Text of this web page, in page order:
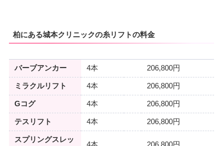
柏にある城本クリニックの糸リフトの料金
バーブアンカー 4本 206,800円
ミラクルリフト 4本 206,800円
Gコグ 4本 206,800円
テスリフト 4本 206,800円
スプリングスレッ
4本 206,800円